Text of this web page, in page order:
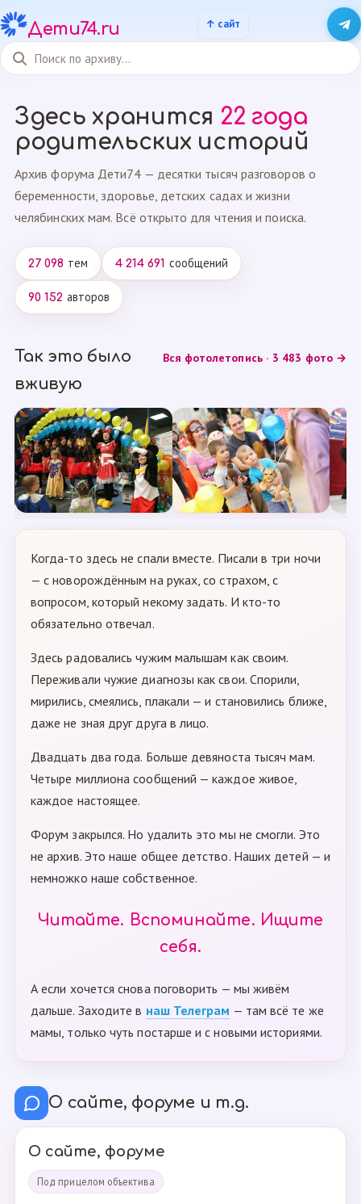
Дети74.ru
Здесь хранится 22 года
родительских историй
Архив форума Дети74 — десятки тысяч разговоров о
беременности, здоровье, детских садах и жизни
челябинских мам. Всё открыто для чтения и поиска.
27 098 тем 4 214 691 сообщений
90 152 авторов
Так это было
вживую
Вся фотолетопись · 3 483 фото →
Когда-то здесь не спали вместе. Писали в три ночи
— с новорождённым на руках, со страхом, с
вопросом, который некому задать. И кто-то
обязательно отвечал.
Здесь радовались чужим малышам как своим.
Переживали чужие диагнозы как свои. Спорили,
мирились, смеялись, плакали — и становились ближе,
даже не зная друг друга в лицо.
Двадцать два года. Больше девяноста тысяч мам.
Четыре миллиона сообщений — каждое живое,
каждое настоящее.
Форум закрылся. Но удалить это мы не смогли. Это
не архив. Это наше общее детство. Наших детей — и
немножко наше собственное.
Читайте. Вспоминайте. Ищите
себя.
А если хочется снова поговорить — мы живём
дальше. Заходите в наш Телеграм — там всё те же
мамы, только чуть постарше и с новыми историями.
О сайте, форуме и т.д.
О сайте, форуме
Под прицелом объектива